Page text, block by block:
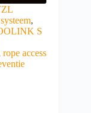
,
S
rope access